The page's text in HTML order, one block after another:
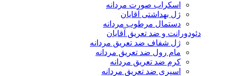
اسکراب صورت مردانه
ژل بهداشتی آقایان
دستمال مرطوب مردانه
دئودورانت و ضد تعریق آقایان
ژل شفاف ضد تعریق مردانه
مام رول ضد تعریق مردانه
کرم ضد تعریق مردانه
اسپری ضد تعریق مردانه